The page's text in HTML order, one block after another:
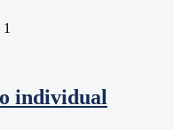
individual